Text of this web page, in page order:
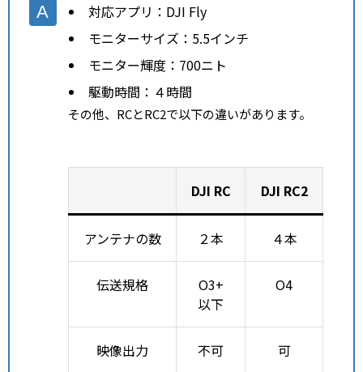
対応アプリ：DJI Fly
モニターサイズ：5.5インチ
モニター輝度：700ニト
駆動時間：４時間
その他、RCとRC2で以下の違いがあります。
DJI RC DJI RC2
アンテナの数 ２本 ４本
伝送規格
O3+
以下
O4
映像出力 不可 可